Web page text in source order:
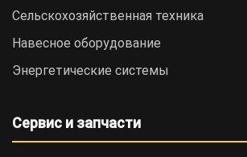
Сельскохозяйственная техника
Навесное оборудование
Энергетические системы
Сервис и запчасти